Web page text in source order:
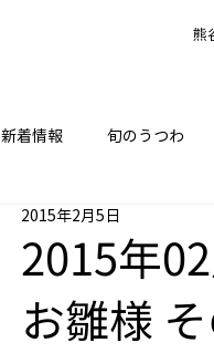
熊
新着情報 旬のうつわ
2015年
お雛様
2015年2月5日